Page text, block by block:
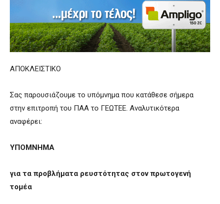
ΑΠΟΚΛΕΙΣΤΙΚΟ
Σας παρουσιάζουμε το υπόμνημα που κατάθεσε σήμερα
στην επιτροπή του ΠΑΑ το ΓΕΩΤΕΕ. Αναλυτικότερα
αναφέρει:
ΥΠΟΜΝΗΜΑ
για τα προβλήματα ρευστότητας στον πρωτογενή
τομέα